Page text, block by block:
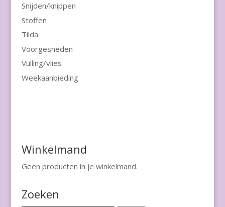
Snijden/knippen
Stoffen
Tilda
Voorgesneden
Vulling/vlies
Weekaanbieding
Winkelmand
Geen producten in je winkelmand.
Zoeken